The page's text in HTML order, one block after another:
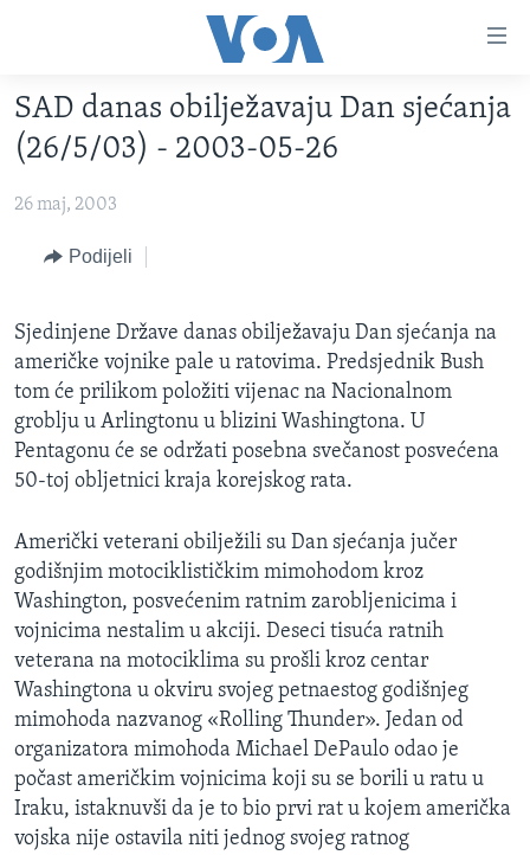
glavni
sadržaj
Pređi
na
navigaciju
na
pretragu
TV PROGRAM
VIDEO
FOTOGRAFIJE DANA
VIJESTI
BOSNA I HERCEGOVINA
SVIJET
SPECIJALNI PROJEKTI
KORUPCIJA
SLOBODA MEDIJA
ŽENSKA STRANA
MAGAZIN
O GLASU AMERIKE
Learning English
PRATITE NAS
Jezici
SAD danas obilježavaju Dan sjećanja
(26/5/03) - 2003-05-26
26 maj, 2003
Podijeli
Sjedinjene Države danas obilježavaju Dan sjećanja na
američke vojnike pale u ratovima. Predsjednik Bush
tom će prilikom položiti vijenac na Nacionalnom
groblju u Arlingtonu u blizini Washingtona. U
Pentagonu će se održati posebna svečanost posvećena
50-toj obljetnici kraja korejskog rata.
Američki veterani obilježili su Dan sjećanja jučer
godišnjim motociklističkim mimohodom kroz
Washington, posvećenim ratnim zarobljenicima i
vojnicima nestalim u akciji. Deseci tisuća ratnih
veterana na motociklima su prošli kroz centar
Washingtona u okviru svojeg petnaestog godišnjeg
mimohoda nazvanog «Rolling Thunder». Jedan od
organizatora mimohoda Michael DePaulo odao je
počast američkim vojnicima koji su se borili u ratu u
Iraku, istaknuvši da je to bio prvi rat u kojem američka
vojska nije ostavila niti jednog svojeg ratnog